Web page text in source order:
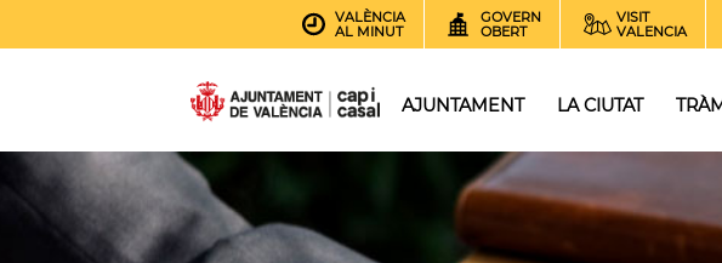
VALÈNCIA
AL MINUT
GOVERN
OBERT
VISIT
VALENCIA
AJUNTAMENT LA CIUTAT